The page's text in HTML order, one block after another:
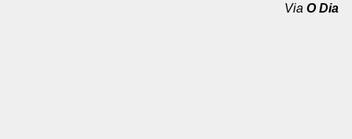
Via O Dia